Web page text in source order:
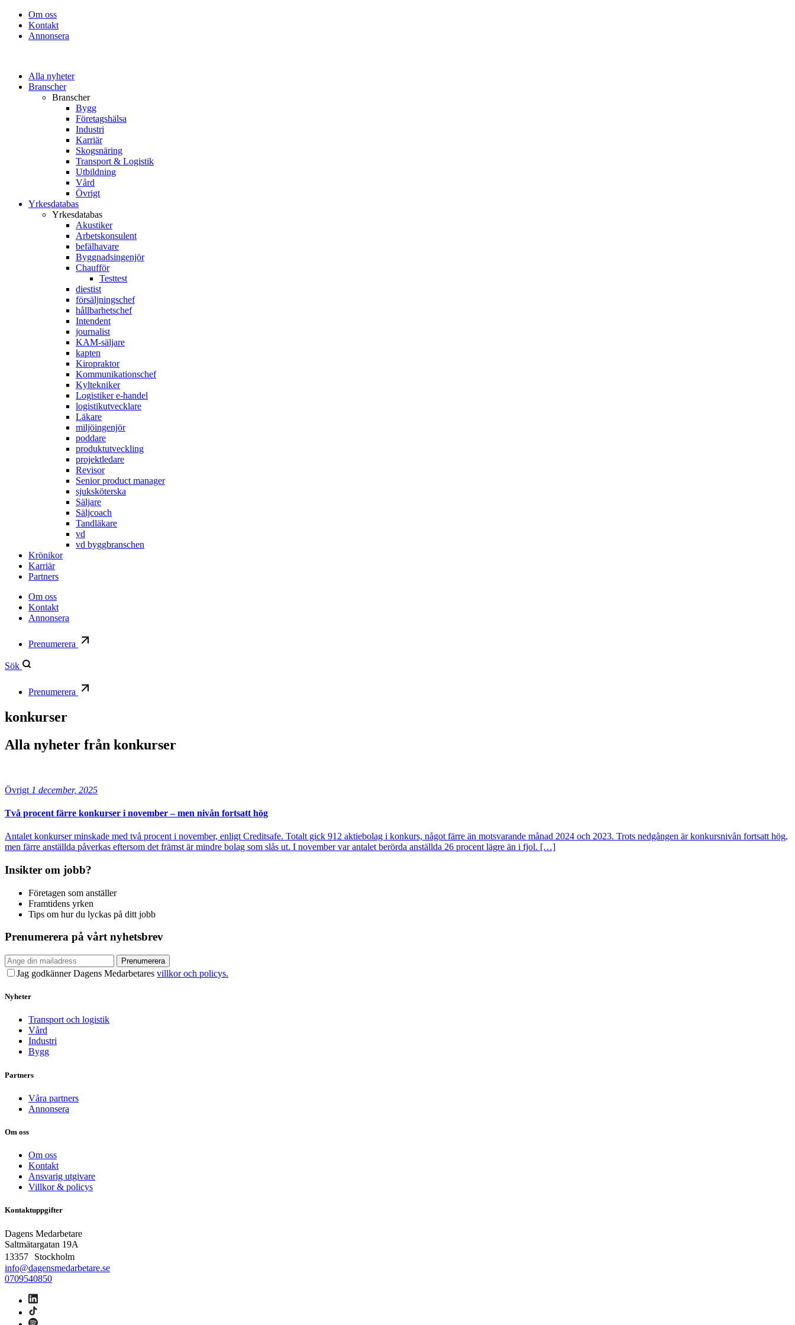
Om oss
Kontakt
Annonsera
Alla nyheter
Branscher
Branscher
Bygg
Företagshälsa
Industri
Karriär
Skogsnäring
Transport & Logistik
Utbildning
Vård
Övrigt
Yrkesdatabas
Yrkesdatabas
Akustiker
Arbetskonsulent
befälhavare
Byggnadsingenjör
Chaufför
Testtest
diestist
försäljningschef
hållbarhetschef
Intendent
journalist
KAM-säljare
kapten
Kiropraktor
Kommunikationschef
Kyltekniker
Logistiker e-handel
logistikutvecklare
Läkare
miljöingenjör
poddare
produktutveckling
projektledare
Revisor
Senior product manager
sjuksköterska
Säljare
Säljcoach
Tandläkare
vd
vd byggbranschen
Krönikor
Karriär
Partners
Om oss
Kontakt
Annonsera
Prenumerera
Sök
Prenumerera
konkurser
Alla nyheter från konkurser
Övrigt 1 december, 2025
Två procent färre konkurser i november – men nivån fortsatt hög
Antalet konkurser minskade med två procent i november, enligt Creditsafe. Totalt gick 912 aktiebolag i konkurs, något färre än motsvarande månad 2024 och 2023. Trots nedgången är konkursnivån fortsatt hög,
men färre anställda påverkas eftersom det främst är mindre bolag som slås ut. I november var antalet berörda anställda 26 procent lägre än i fjol. […]
Insikter om jobb?
Företagen som anställer
Framtidens yrken
Tips om hur du lyckas på ditt jobb
Prenumerera på vårt nyhetsbrev
Prenumerera
Jag godkänner Dagens Medarbetares villkor och policys.
Nyheter
Transport och logistik
Vård
Industri
Bygg
Partners
Våra partners
Annonsera
Om oss
Om oss
Kontakt
Ansvarig utgivare
Villkor & policys
Kontaktuppgifter
Dagens Medarbetare
Saltmätargatan 19A
13357 Stockholm
info@dagensmedarbetare.se
0709540850